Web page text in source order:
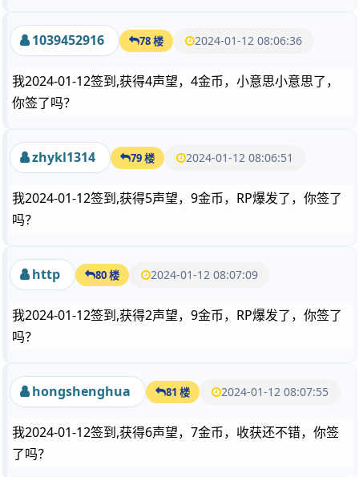
1039452916 78 楼 2024-01-12 08:06:36
我2024-01-12签到,获得4声望，4金币，小意思小意思了，
你签了吗？
zhykl1314 79 楼 2024-01-12 08:06:51
我2024-01-12签到,获得5声望，9金币，RP爆发了，你签了
吗？
http 80 楼 2024-01-12 08:07:09
我2024-01-12签到,获得2声望，9金币，RP爆发了，你签了
吗？
hongshenghua 81 楼 2024-01-12 08:07:55
我2024-01-12签到,获得6声望，7金币，收获还不错，你签
了吗？